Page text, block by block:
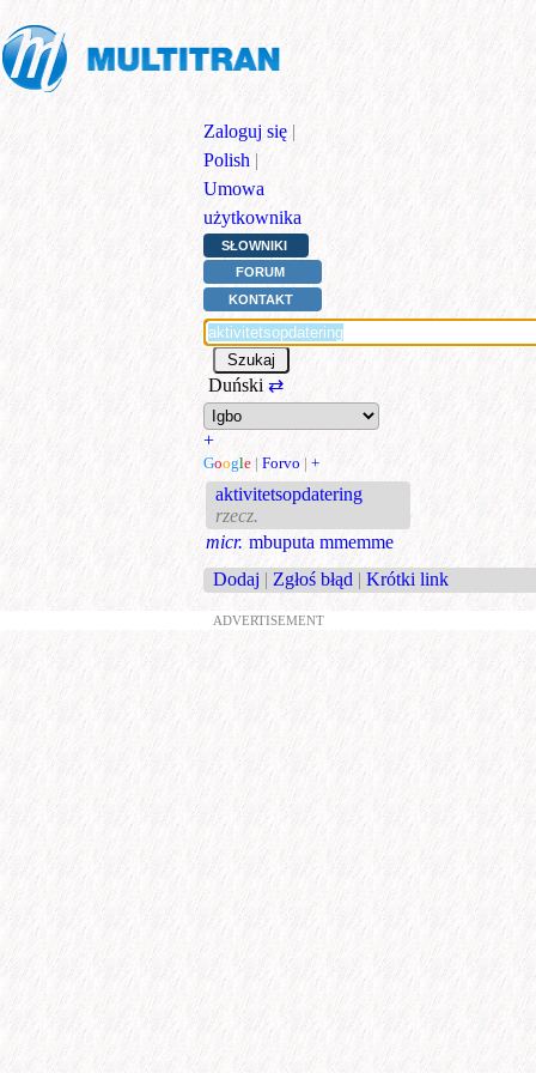
Zaloguj się |
Polish |
Umowa
użytkownika
SŁOWNIKI
FORUM
KONTAKT
Duński ⇄
+
Google | Forvo | +
aktivitetsopdatering
rzecz.
micr. mbuputa mmemme
Dodaj | Zgłoś błąd | Krótki link
ADVERTISEMENT